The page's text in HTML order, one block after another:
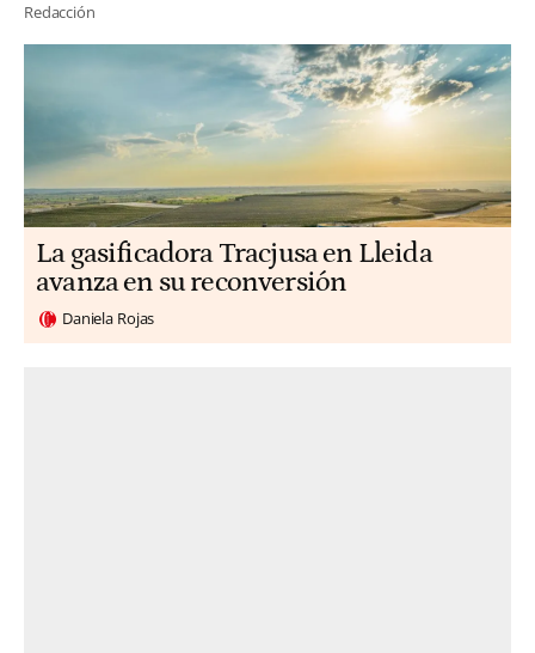
Redacción
La gasificadora Tracjusa en Lleida
avanza en su reconversión
Daniela Rojas